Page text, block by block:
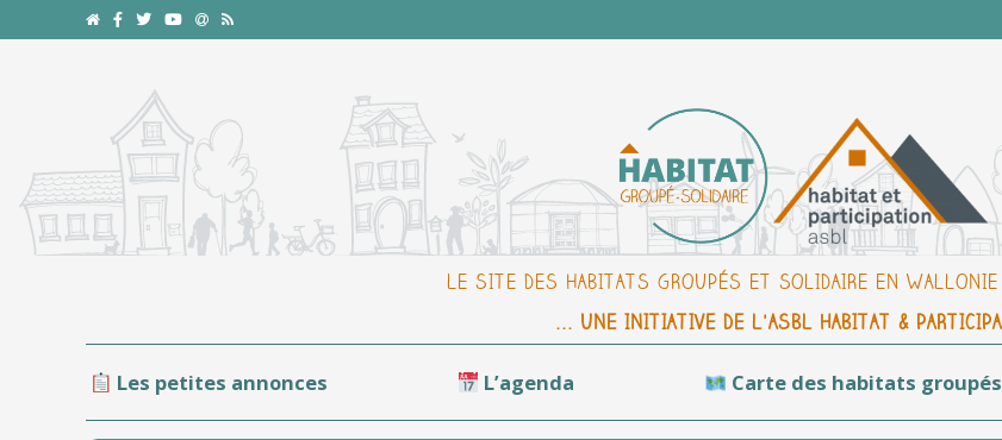
LE SITE DES HABITATS GROUPÉS ET SOLIDAIRE EN
... UNE INITIATIVE DE L'ASBL HABITAT &
Les petites annonces L’agenda Carte des habitats groupés